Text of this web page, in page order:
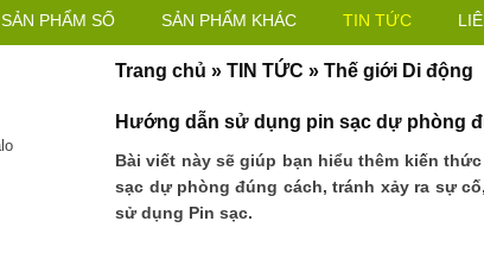
Hướng dẫn sử dụng pin sạc dự phòng
Bài viết này sẽ giúp bạn hiểu thêm kiến
sạc dự phòng đúng cách, tránh xảy ra sự
sử dụng Pin sạc.
Trang chủ »TIN TỨC »Thế giới Di động
SẢN PHẨM SỐ SẢN PHẨM KHÁC TIN TỨC